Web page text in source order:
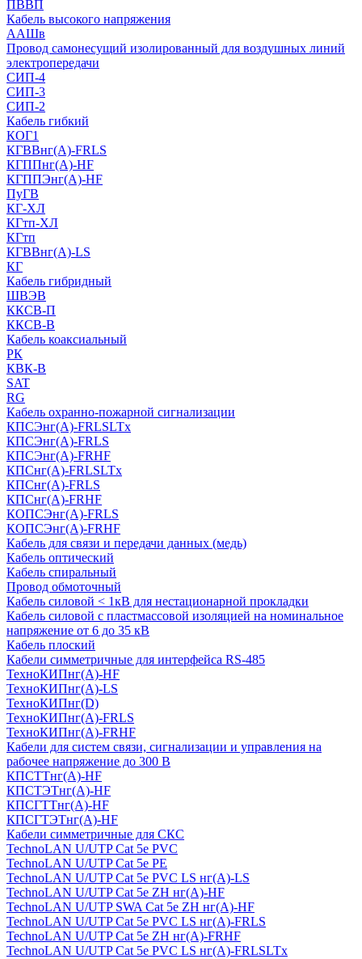
ПВВП
Кабель высокого напряжения
ААШв
Провод самонесущий изолированный для воздушных линий
электропередачи
СИП-4
СИП-3
СИП-2
Кабель гибкий
КОГ1
КГВВнг(А)-FRLS
КГППнг(A)-HF
КГППЭнг(A)-HF
ПуГВ
КГ-ХЛ
КГтп-ХЛ
КГтп
КГВВнг(А)-LS
КГ
Кабель гибридный
ШВЭВ
ККСВ-П
ККСВ-В
Кабель коаксиальный
РК
КВК-В
SAT
RG
Кабель охранно-пожарной сигнализации
КПСЭнг(А)-FRLSLTx
КПСЭнг(А)-FRLS
КПСЭнг(А)-FRHF
КПСнг(А)-FRLSLTx
КПСнг(А)-FRLS
КПСнг(А)-FRHF
КОПСЭнг(А)-FRLS
КОПСЭнг(А)-FRHF
Кабель для связи и передачи данных (медь)
Кабель оптический
Кабель спиральный
Провод обмоточный
Кабель силовой < 1кВ для нестационарной прокладки
Кабель силовой с пластмассовой изоляцией на номинальное
напряжение от 6 до 35 кВ
Кабель плоский
Кабели симметричные для интерфейса RS-485
ТеxноКИПнг(A)-HF
ТеxноКИПнг(A)-LS
ТеxноКИПнг(D)
ТехноКИПнг(A)-FRLS
ТехноКИПнг(A)-FRHF
Кабели для систем связи, сигнализации и управления на
рабочее напряжение до 300 В
КПСТТнг(A)-HF
КПСТЭТнг(A)-HF
КПСГТТнг(A)-HF
КПСГТЭТнг(A)-HF
Кабели симметричные для СКС
TechnoLAN U/UTP Cat 5e PVC
TechnoLAN U/UTP Cat 5e PE
TechnoLAN U/UTP Cat 5e PVC LS нг(A)-LS
TechnoLAN U/UTP Cat 5e ZH нг(A)-HF
TechnoLAN U/UTP SWA Cat 5e ZH нг(A)-HF
TechnoLAN U/UTP Cat 5e PVC LS нг(A)-FRLS
TechnoLAN U/UTP Cat 5e ZH нг(A)-FRHF
TechnoLAN U/UTP Cat 5e PVC LS нг(A)-FRLSLTx